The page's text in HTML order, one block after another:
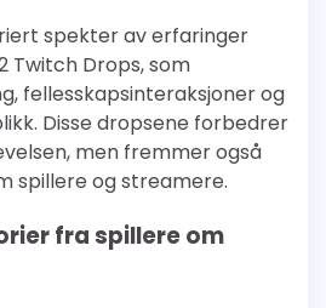
spekter av erfaringer
Twitch Drops, som
fellesskapsinteraksjoner og
Disse dropsene forbedrer
men fremmer også
spillere og streamere.
fra spillere om